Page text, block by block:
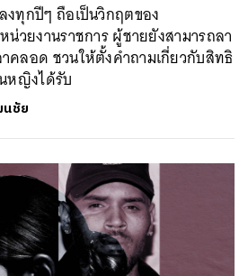
ทุกปีๆ ถือเป็นวิกฤตของ
วยงานราชการ ผู้ชายยังสามารถลา
คลอด ชวนให้ตั้งคำถามเกี่ยวกับสิทธิ
หญิงได้รับ
ชัย